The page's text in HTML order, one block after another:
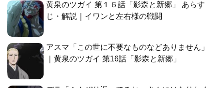
黄泉のツガイ 第１６話「影森と新郷」 あらす
じ・解説｜イワンと左右様の戦闘
アスマ「この世に不要なものなどありません」
｜黄泉のツガイ 第16話「影森と新郷」